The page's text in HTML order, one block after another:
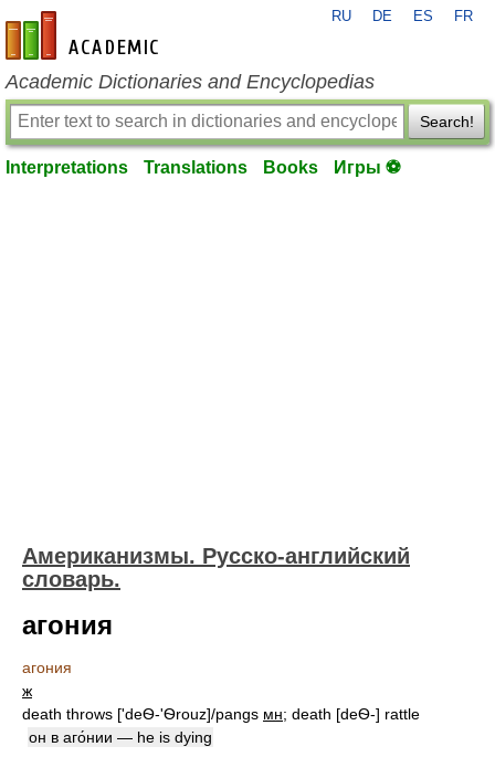
en-academic.com
RU DE ES FR
Academic Dictionaries and Encyclopedias
Search!
Interpretations Translations Books Игры ⚽
Американизмы. Русско-английский
словарь.
агония
агония
ж
death throws ['deѲ-'Ѳrouz]/pangs мн; death [deѲ-] rattle
он в аго́нии — he is dying